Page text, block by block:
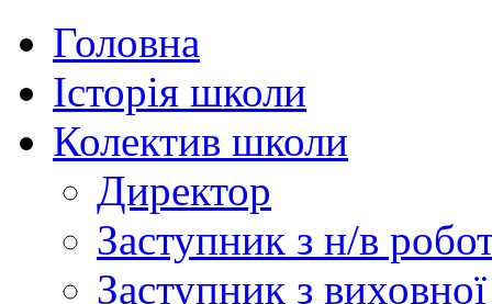
Головна
Історія школи
Колектив школи
Директор
Заступник з н/в
Заступник з